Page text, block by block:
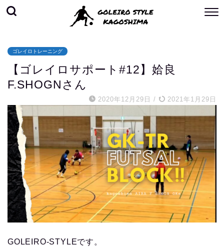
ゴレイロトレーニング
【ゴレイロサポート#12】姶良
F.SHOGNさん
2020年12月29日 / 2021年1月29日
GOLEIRO-STYLEです。